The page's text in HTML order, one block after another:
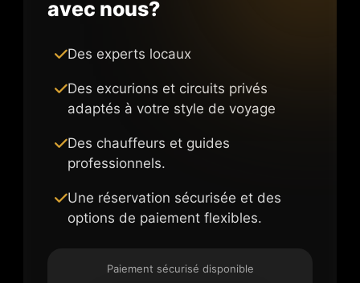
avec nous?
Des experts locaux
Des excurions et circuits privés
adaptés à votre style de voyage
Des chauffeurs et guides
professionnels.
Une réservation sécurisée et des
options de paiement flexibles.
Paiement sécurisé disponible